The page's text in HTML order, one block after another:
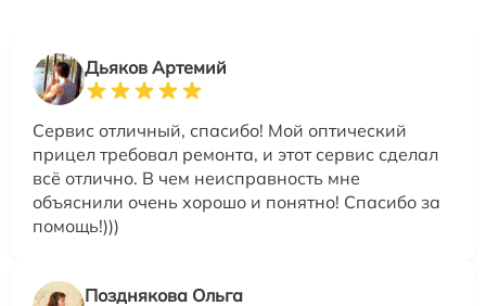
Дьяков Артемий
Сервис отличный, спасибо! Мой оптический
прицел требовал ремонта, и этот сервис сделал
всё отлично. В чем неисправность мне
объяснили очень хорошо и понятно! Спасибо за
помощь!)))
Позднякова Ольга